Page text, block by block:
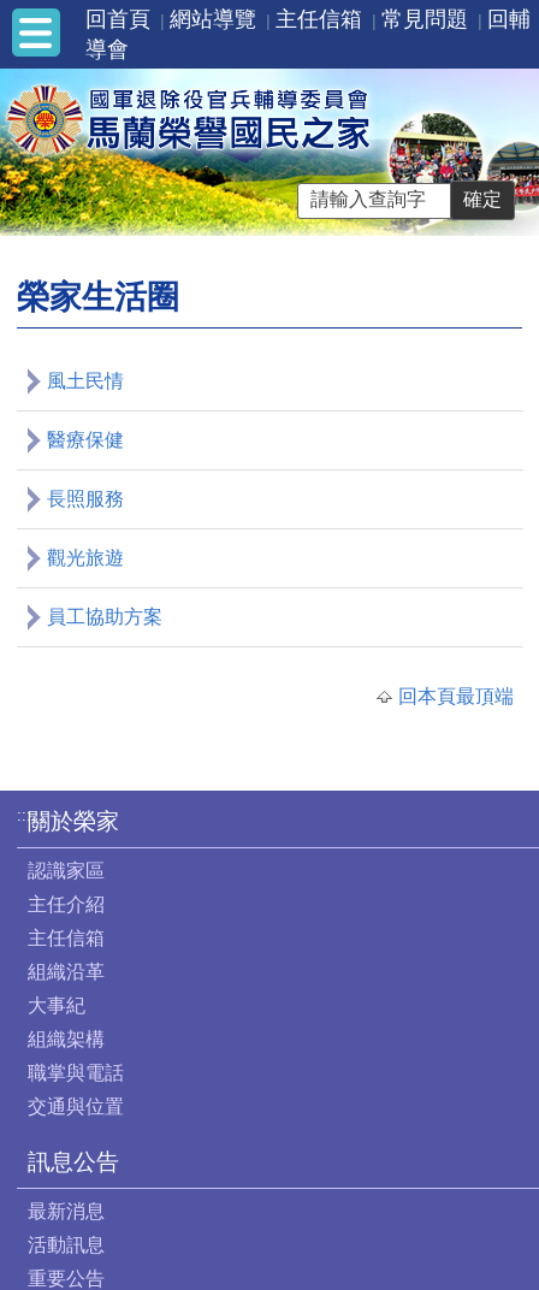
回首頁 網站導覽 主任信箱 常見問題
回輔
導會
榮家生活圈
風土民情
醫療保健
長照服務
觀光旅遊
員工協助方案
回本頁最頂端
:::關於榮家
認識家區
主任介紹
主任信箱
組織沿革
大事紀
組織架構
職掌與電話
交通與位置
訊息公告
最新消息
活動訊息
重要公告